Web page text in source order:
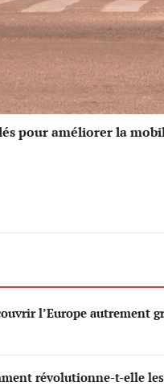
pour améliorer la
l’Europe autrement
révolutionne-t-elle